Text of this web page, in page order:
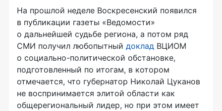
На прошлой неделе Воскресенский появился
в публикации газеты «Ведомости»
о дальнейшей судьбе региона, а потом ряд
СМИ получил любопытный доклад ВЦИОМ
о социально-политической обстановке,
подготовленный по итогам, в котором
отмечается, что губернатор Николай Цуканов
не воспринимается элитой области как
общерегиональный лидер, но при этом имеет